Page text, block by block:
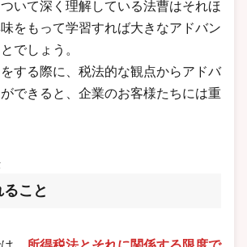
いて深く理解している法曹はそれほ
をもって学習すれば大きなアドバン
でしょう。
する際に、税法的な観点からアドバ
できると、企業のお客様たちには重
こと